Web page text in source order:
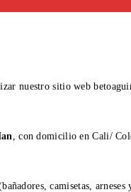
nuestro sitio web
, con domicilio en Cali/
camisetas,